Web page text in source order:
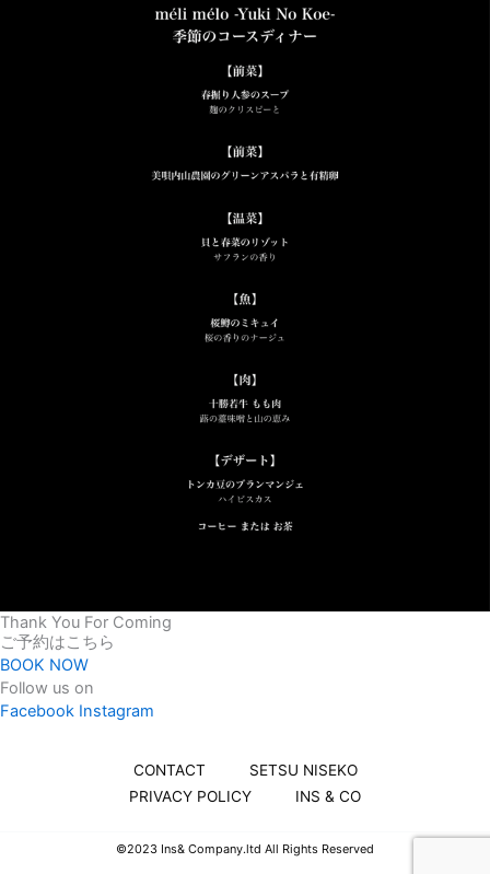
Thank You For Coming
ご予約はこちら
BOOK NOW
Follow us on
Facebook Instagram
CONTACT
SETSU NISEKO
PRIVACY POLICY
INS & CO
©︎2023 Ins& Company.ltd All Rights Reserved